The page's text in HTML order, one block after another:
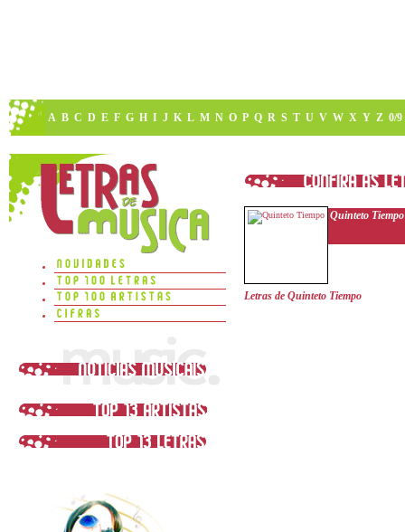
A B C D E F G H I J K L M N O P Q R S T U V W X Y Z 0/9
Quinteto Tiempo
Letras de Quinteto Tiempo